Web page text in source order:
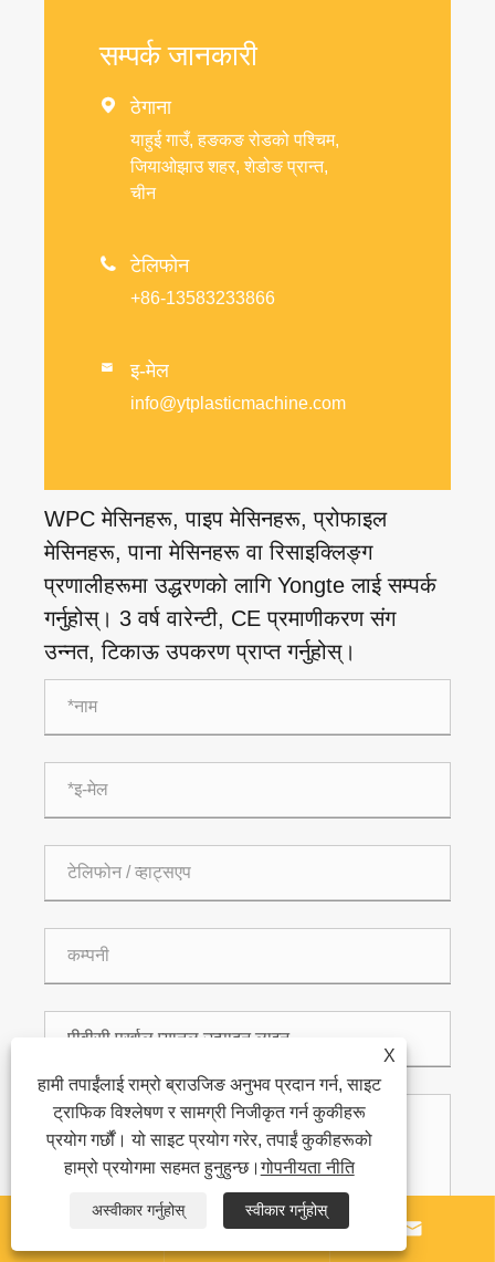
सम्पर्क जानकारी
 ठेगाना
याहुई गाउँ, हङकङ रोडको पश्चिम,
जियाओझाउ शहर, शेडोङ प्रान्त,
चीन
 टेलिफोन
+86-13583233866
 इ-मेल
info@ytplasticmachine.com
WPC मेसिनहरू, पाइप मेसिनहरू, प्रोफाइल
मेसिनहरू, पाना मेसिनहरू वा रिसाइक्लिङ्ग
प्रणालीहरूमा उद्धरणको लागि Yongte लाई सम्पर्क
गर्नुहोस्। 3 वर्ष वारेन्टी, CE प्रमाणीकरण संग
उन्नत, टिकाऊ उपकरण प्राप्त गर्नुहोस्।
 
X
हामी तपाईंलाई राम्रो ब्राउजिङ अनुभव प्रदान गर्न, साइट
ट्राफिक विश्लेषण र सामग्री निजीकृत गर्न कुकीहरू
प्रयोग गर्छौं। यो साइट प्रयोग गरेर, तपाईं कुकीहरूको
हाम्रो प्रयोगमा सहमत हुनुहुन्छ।गोपनीयता नीति
अस्वीकार गर्नुहोस् स्वीकार गर्नुहोस्